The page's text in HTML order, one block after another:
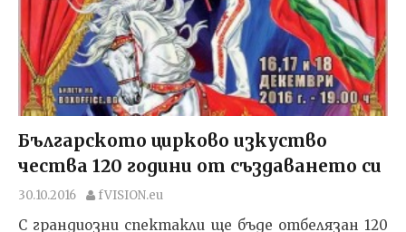
Българското цирково изкуство
чества 120 години от създаването си
30.10.2016 fVISION.eu
С грандиозни спектакли ще бъде отбелязан 120